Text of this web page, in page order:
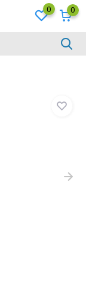
0 0